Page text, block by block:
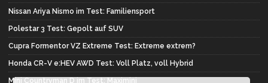
Nissan Ariya Nismo im Test: Familiensport
Polestar 3 Test: Gepolt auf SUV
Cupra Formentor VZ Extreme Test: Extreme extrem?
Honda CR-V e:HEV AWD Test: Voll Platz, voll Hybrid
Mini Countryman D im Test: Maximini